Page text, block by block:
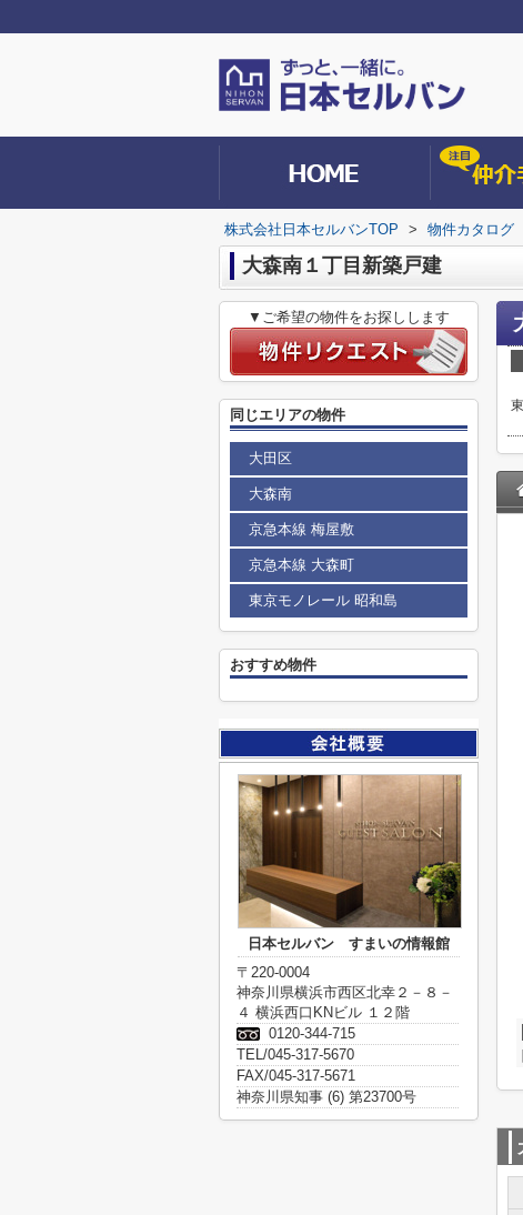
株式会社日本セルバンTOP > 物件カタログ
大森南１丁目新築戸建
▼ご希望の物件をお探しします
同じエリアの物件
大田区
大森南
京急本線 梅屋敷
京急本線 大森町
東京モノレール 昭和島
おすすめ物件
日本セルバン すまいの情報館
〒220-0004
神奈川県横浜市西区北幸２－８－
４ 横浜西口KNビル １２階
0120-344-715
TEL/045-317-5670
FAX/045-317-5671
神奈川県知事 (6) 第23700号